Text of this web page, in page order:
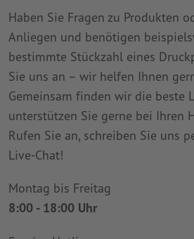
Haben Sie Fragen zu Produkten
Anliegen und benötigen
bestimmte Stückzahl eines
Sie uns an – wir helfen Ihnen
Gemeinsam finden wir die beste
unterstützen Sie gerne bei Ihren
Rufen Sie an, schreiben Sie uns
Live-Chat!
Montag bis Freitag
8:00 - 18:00 Uhr